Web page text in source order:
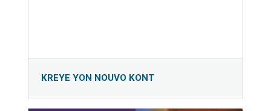
KREYE YON NOUVO KONT